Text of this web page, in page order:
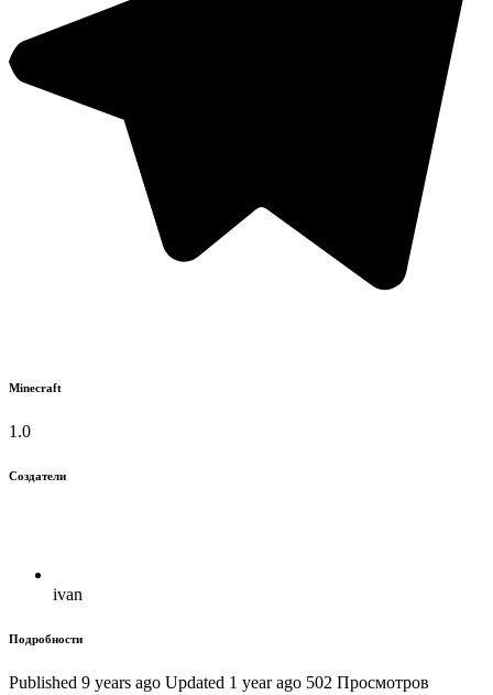
Minecraft
1.0
Создатели
ivan
Подробности
Published 9 years ago Updated 1 year ago 502 Просмотров